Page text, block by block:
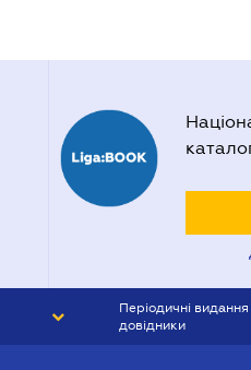
Періодичні видання
довідники